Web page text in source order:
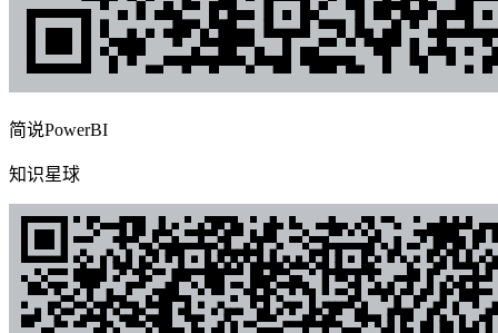
简说PowerBI
知识星球